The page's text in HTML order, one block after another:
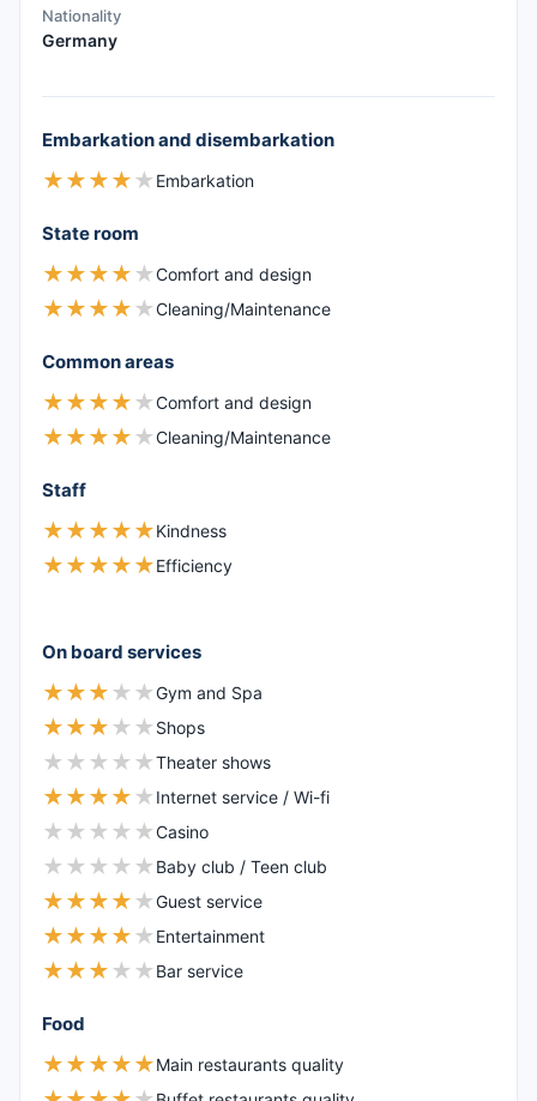
Nationality
Germany
Embarkation and disembarkation
★★★★★ Embarkation
State room
★★★★★Comfort and design
★★★★★Cleaning/Maintenance
Common areas
★★★★★Comfort and design
★★★★★Cleaning/Maintenance
Staff
★★★★★Kindness
★★★★★Efficiency
On board services
★★★★ ★Gym and Spa
★★★★ ★ Shops
★ ★ ★ ★ ★Theater shows
★★★★★ Internet service / Wi-fi
★ ★ ★ ★ ★Casino
★ ★ ★ ★ ★ Baby club / Teen club
★★★★★Guest service
★★★★★ Entertainment
★★★★ ★ Bar service
Food
★★★★★Main restaurants quality